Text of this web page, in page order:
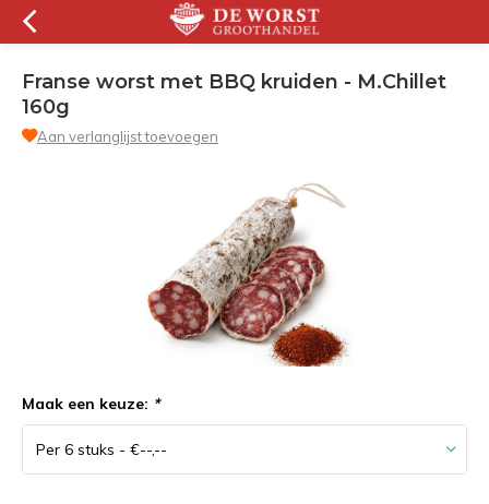
Franse worst met BBQ kruiden - M.Chillet
160g
Aan verlanglijst toevoegen
Maak een keuze: *